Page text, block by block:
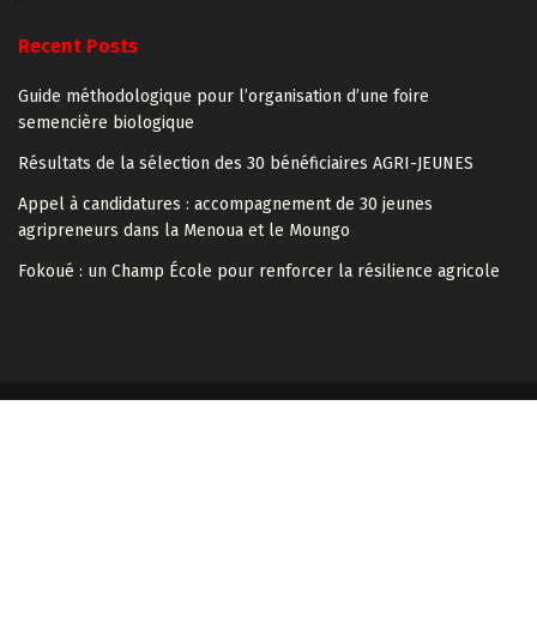
Recent Posts
Guide méthodologique pour l’organisation d’une foire
semencière biologique
Résultats de la sélection des 30 bénéficiaires AGRI-JEUNES
Appel à candidatures : accompagnement de 30 jeunes
agripreneurs dans la Menoua et le Moungo
Fokoué : un Champ École pour renforcer la résilience agricole